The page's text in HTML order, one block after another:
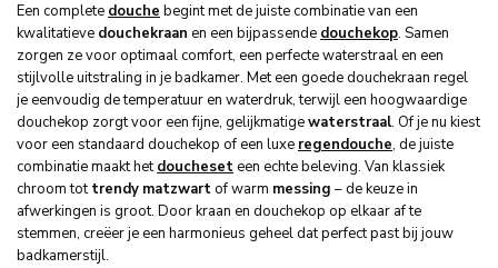
Een complete douche begint met de juiste combinatie van een
kwalitatieve douchekraan en een bijpassende douchekop. Samen
zorgen ze voor optimaal comfort, een perfecte waterstraal en een
stijlvolle uitstraling in je badkamer. Met een goede douchekraan regel
je eenvoudig de temperatuur en waterdruk, terwijl een hoogwaardige
douchekop zorgt voor een fijne, gelijkmatigewaterstraal. Of je nu kiest
voor een standaard douchekop of een luxe regendouche, de juiste
combinatie maakt hetdoucheseteen echte beleving. Van klassiek
chroom tottrendy matzwartof warm messing – de keuze in
afwerkingen is groot. Door kraan en douchekop op elkaar af te
stemmen, creëer je een harmonieus geheel dat perfect past bij jouw
badkamerstijl.